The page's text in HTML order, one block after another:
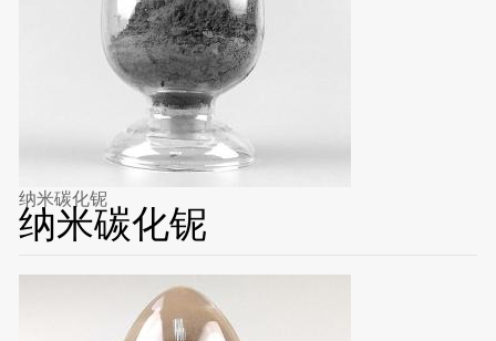
纳米碳化铌
纳米碳化铌